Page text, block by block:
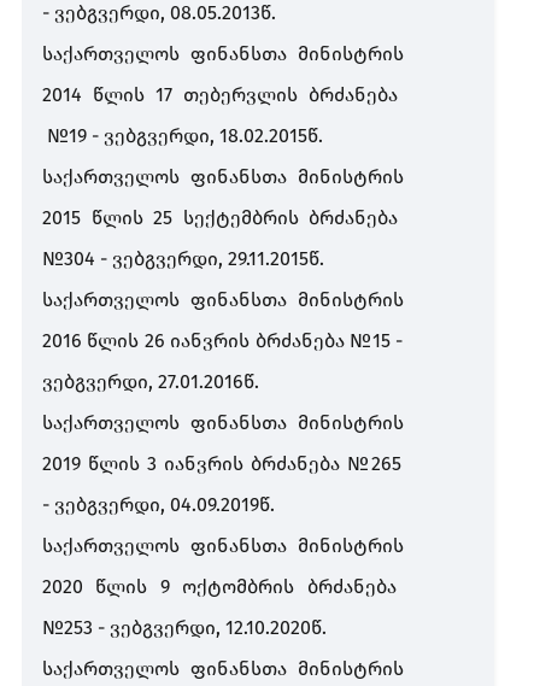
- ვებგვერდი, 08.05.2013წ.
საქართველოს ფინანსთა მინისტრის
2014 წლის17 თებერვლის ბრძანება
№19 - ვებგვერდი, 18.02.2015წ.
საქართველოს ფინანსთა მინისტრის
2015 წლის25 სექტემბრის ბრძანება
№304 - ვებგვერდი, 29.11.2015წ.
საქართველოს ფინანსთა მინისტრის
2016 წლის 26 იანვრის ბრძანება№15 -
ვებგვერდი, 27.01.2016წ.
საქართველოს ფინანსთა მინისტრის
2019 წლის3 იანვრის ბრძანება№265
- ვებგვერდი, 04.09.2019წ.
საქართველოს ფინანსთა მინისტრის
2020 წლის 9 ოქტომბრის
ბრძანება
№253 - ვებგვერდი, 12.10.2020წ.
საქართველოს ფინანსთა მინისტრის